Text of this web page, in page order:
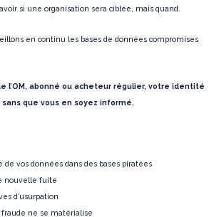
si une organisation sera ciblée, mais quand.
en continu les bases de données compromises
l’OM, abonné ou acheteur régulier, votre identité
que vous en soyez informé.
de vos données dans des bases piratées
nouvelle fuite
d’usurpation
fraude ne se matérialise